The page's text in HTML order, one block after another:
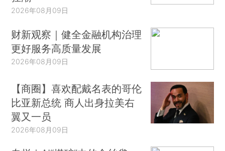
2026年08月09日
财新观察｜健全金融机构治理
更好服务高质量发展
2026年08月09日
【商圈】喜欢配戴名表的哥伦
比亚新总统 商人出身拉美右
翼又一员
2026年08月09日